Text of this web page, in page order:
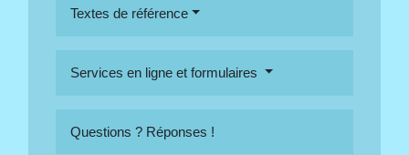
Textes de référence
Services en ligne et formulaires
Questions ? Réponses !